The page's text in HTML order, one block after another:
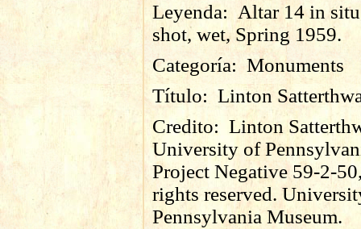
Leyenda: Altar 14 in
shot, wet, Spring 1959.
Categoría: Monuments
Título: Linton
Credito: Linton
University of
Project Negative 59-2-
rights reserved.
Pennsylvania Museum.